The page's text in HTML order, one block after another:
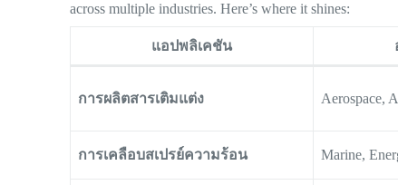
across multiple industries. Here’s where it shines:
แอปพลิเคชัน
การผลิตสารเติมแต่ง Aerospace,
การเคลือบสเปรย์ความร้อน Marine,